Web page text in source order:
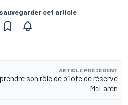
cet article
ARTICLE PRÉCÉDENT
son rôle de pilote de réserve
McLaren